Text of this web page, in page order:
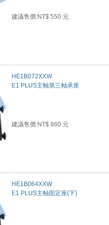
建議售價:NT$ 550 元
HE1B072XXW
E1 PLUS主軸第三軸承座
建議售價:NT$ 860 元
HE1B064XXW
E1 PLUS主軸固定座(下)